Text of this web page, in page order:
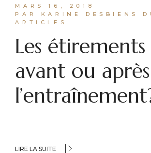
MARS 16, 2018
PAR KARINE DESBIENS
ARTICLES
Les étirements
avant ou après
LIRE LA SUITE